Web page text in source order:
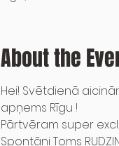
About the
Hei! Svētdienā
apņems Rīgu !
Pārtvēram super
Spontāni Toms